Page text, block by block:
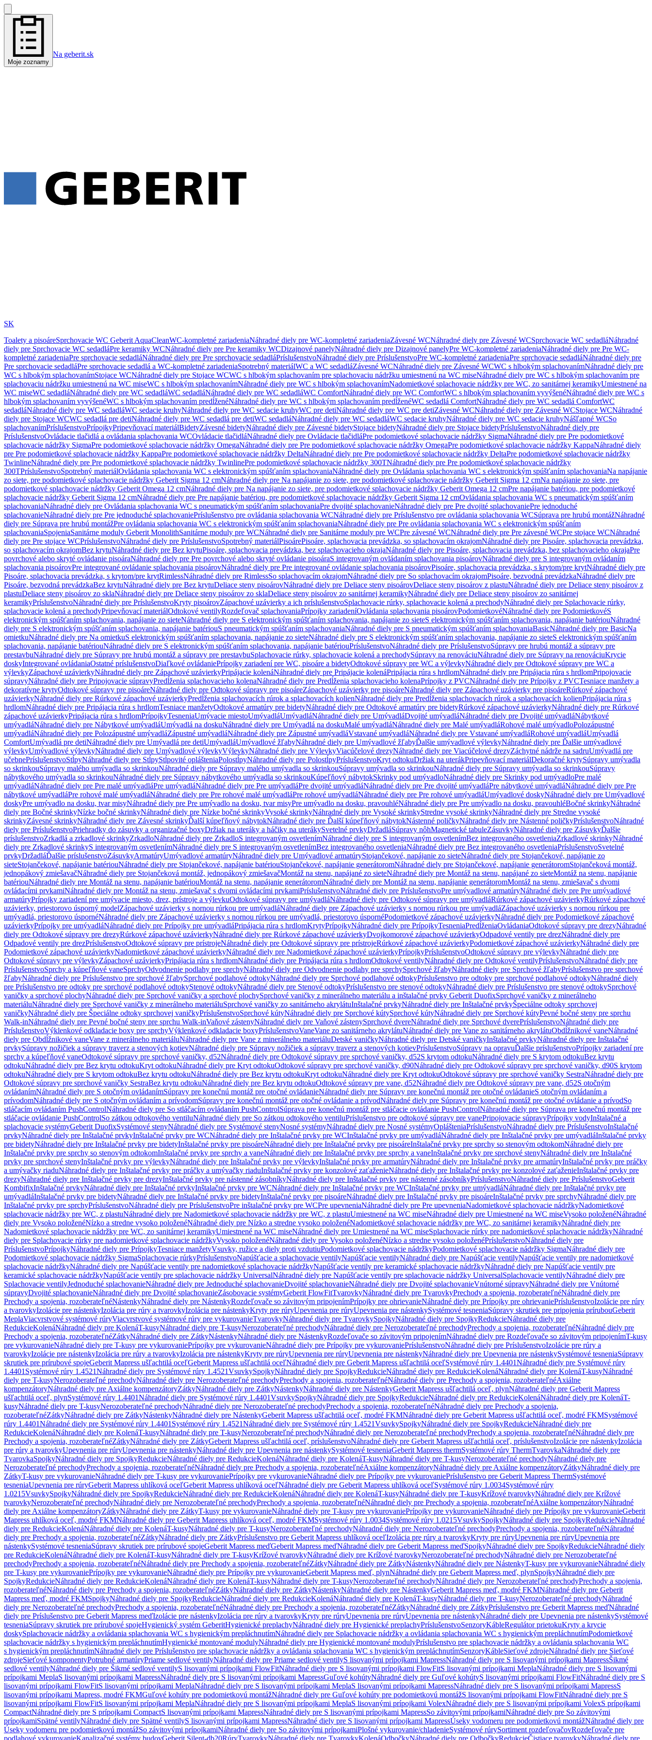
Moje zoznamy
Na geberit.sk
SK
Toalety a pisoáreSprchovacie WC Geberit AquaCleanWC-kompletné zariadeniaNáhradné diely pre WC-kompletné zariadeniaZávesné WCNáhradné diely pre Závesné WCSprchovacie WC sedadláNáhradné
diely pre Sprchovacie WC sedadláPre keramiky WCNáhradné diely pre Pre keramiky WCDizajnové panelyNáhradné diely pre Dizajnové panelyPre WC-kompletné zariadeniaNáhradné diely pre Pre WC-
kompletné zariadeniaPre sprchovacie sedadláNáhradné diely pre Pre sprchovacie sedadláPríslušenstvoNáhradné diely pre PríslušenstvoPre WC-kompletné zariadeniaPre sprchovacie sedadláNáhradné diely pre
Pre sprchovacie sedadláPre sprchovacie sedadlá a WC-kompletné zariadeniaSpotrebný materiálWC a WC sedadláZávesné WCNáhradné diely pre Závesné WCWC s hlbokým splachovanímNáhradné diely pre
WC s hlbokým splachovanímStojace WCNáhradné diely pre Stojace WCWC s hlbokým splachovaním pre splachovaciu nádržku umiestnenú na WC miseNáhradné diely pre WC s hlbokým splachovaním pre
splachovaciu nádržku umiestnenú na WC miseWC s hlbokým splachovanímNáhradné diely pre WC s hlbokým splachovanímNadomietkové splachovacie nádržky pre WC, zo sanitárnej keramikyUmiestnené na
WC miseWC sedadláNáhradné diely pre WC sedadláWC sedadláNáhradné diely pre WC sedadláWC ComfortNáhradné diely pre WC ComfortWC s hlbokým splachovaním vyvýšenéNáhradné diely pre WC s
hlbokým splachovaním vyvýšenéWC s hlbokým splachovaním predĺženéNáhradné diely pre WC s hlbokým splachovaním predĺženéWC sedadlá ComfortNáhradné diely pre WC sedadlá ComfortWC
sedadláNáhradné diely pre WC sedadláWC sedacie kruhyNáhradné diely pre WC sedacie kruhyWC pre detiNáhradné diely pre WC pre detiZávesné WCNáhradné diely pre Závesné WCStojace WCNáhradné
diely pre Stojace WCWC sedadlá pre detiNáhradné diely pre WC sedadlá pre detiWC sedadláNáhradné diely pre WC sedadláWC sedacie kruhyNáhradné diely pre WC sedacie kruhyNášľapné WCSo
splachovanímPríslušenstvoPrípojkyPripevňovací materiálBidetyZávesné bidetyNáhradné diely pre Závesné bidetyStojace bidetyNáhradné diely pre Stojace bidetyPríslušenstvoNáhradné diely pre
PríslušenstvoOvládacie tlačidlá a ovládania splachovania WCOvládacie tlačidláNáhradné diely pre Ovládacie tlačidláPre podomietkové splachovacie nádržky SigmaNáhradné diely pre Pre podomietkové
splachovacie nádržky SigmaPre podomietkové splachovacie nádržky OmegaNáhradné diely pre Pre podomietkové splachovacie nádržky OmegaPre podomietkové splachovacie nádržky KappaNáhradné diely
pre Pre podomietkové splachovacie nádržky KappaPre podomietkové splachovacie nádržky DeltaNáhradné diely pre Pre podomietkové splachovacie nádržky DeltaPre podomietkové splachovacie nádržky
TwinlineNáhradné diely pre Pre podomietkové splachovacie nádržky TwinlinePre podomietkové splachovacie nádržky 300TNáhradné diely pre Pre podomietkové splachovacie nádržky
300TPríslušenstvoSpotrebný materiálOvládania splachovania WC s elektronickým spúšťaním splachovaniaNáhradné diely pre Ovládania splachovania WC s elektronickým spúšťaním splachovaniaNa napájanie
zo siete, pre podomietkové splachovacie nádržky Geberit Sigma 12 cmNáhradné diely pre Na napájanie zo siete, pre podomietkové splachovacie nádržky Geberit Sigma 12 cmNa napájanie zo siete, pre
podomietkové splachovacie nádržky Geberit Omega 12 cmNáhradné diely pre Na napájanie zo siete, pre podomietkové splachovacie nádržky Geberit Omega 12 cmPre napájanie batériou, pre podomietkové
splachovacie nádržky Geberit Sigma 12 cmNáhradné diely pre Pre napájanie batériou, pre podomietkové splachovacie nádržky Geberit Sigma 12 cmOvládania splachovania WC s pneumatickým spúšťaním
splachovaniaNáhradné diely pre Ovládania splachovania WC s pneumatickým spúšťaním splachovaniaPre dvojité splachovanieNáhradné diely pre Pre dvojité splachovaniePre jednoduché
splachovanieNáhradné diely pre Pre jednoduché splachovaniePríslušenstvo pre ovládania splachovania WCNáhradné diely pre Príslušenstvo pre ovládania splachovania WCSúprava pre hrubú montážNáhradné
diely pre Súprava pre hrubú montážPre ovládania splachovania WC s elektronickým spúšťaním splachovaniaNáhradné diely pre Pre ovládania splachovania WC s elektronickým spúšťaním
splachovaniaSpojeniaSanitárne moduly Geberit MonolithSanitárne moduly pre WCNáhradné diely pre Sanitárne moduly pre WCPre závesné WCNáhradné diely pre Pre závesné WCPre stojace WCNáhradné
diely pre Pre stojace WCPríslušenstvoNáhradné diely pre PríslušenstvoSpotrebný materiálPisoárePisoáre, splachovacia prevádzka, so splachovacím okrajomNáhradné diely pre Pisoáre, splachovacia prevádzka,
so splachovacím okrajomBez krytuNáhradné diely pre Bez krytuPisoáre, splachovacia prevádzka, bez splachovacieho okrajaNáhradné diely pre Pisoáre, splachovacia prevádzka, bez splachovacieho okrajaPre
povrchové alebo skryté ovládanie pisoáraNáhradné diely pre Pre povrchové alebo skryté ovládanie pisoáraS integrovaným ovládaním splachovania pisoárovNáhradné diely pre S integrovaným ovládaním
splachovania pisoárovPre integrované ovládanie splachovania pisoárovNáhradné diely pre Pre integrované ovládanie splachovania pisoárovPisoáre, splachovacia prevádzka, s krytom/pre krytNáhradné diely pre
Pisoáre, splachovacia prevádzka, s krytom/pre krytRimlessNáhradné diely pre RimlessSo splachovacím okrajomNáhradné diely pre So splachovacím okrajomPisoáre, bezvodná prevádzkaNáhradné diely pre
Pisoáre, bezvodná prevádzkaBez krytuNáhradné diely pre Bez krytuDeliace steny pisoárovNáhradné diely pre Deliace steny pisoárovDeliace steny pisoárov z plastuNáhradné diely pre Deliace steny pisoárov z
plastuDeliace steny pisoárov zo sklaNáhradné diely pre Deliace steny pisoárov zo sklaDeliace steny pisoárov zo sanitárnej keramikyNáhradné diely pre Deliace steny pisoárov zo sanitárnej
keramikyPríslušenstvoNáhradné diely pre PríslušenstvoKryty pisoárovZápachové uzávierky a ich príslušenstvoSplachovacie rúrky, splachovacie kolená a prechodyNáhradné diely pre Splachovacie rúrky,
splachovacie kolená a prechodyPripevňovací materiálOdtokové ventilyRozdeľovač splachovaniaPrípojky zariadeníOvládania splachovania pisoárovPodomietkovéNáhradné diely pre PodomietkovéS
elektronickým spúšťaním splachovania, napájanie zo sieteNáhradné diely pre S elektronickým spúšťaním splachovania, napájanie zo sieteS elektronickým spúšťaním splachovania, napájanie batériouNáhradné
diely pre S elektronickým spúšťaním splachovania, napájanie batériouS pneumatickým spúšťaním splachovaniaNáhradné diely pre S pneumatickým spúšťaním splachovaniaBasicNáhradné diely pre BasicNa
omietkuNáhradné diely pre Na omietkuS elektronickým spúšťaním splachovania, napájanie zo sieteNáhradné diely pre S elektronickým spúšťaním splachovania, napájanie zo sieteS elektronickým spúšťaním
splachovania, napájanie batériouNáhradné diely pre S elektronickým spúšťaním splachovania, napájanie batériouPríslušenstvoNáhradné diely pre PríslušenstvoSúpravy pre hrubú montáž a súpravy pre
prestavbuNáhradné diely pre Súpravy pre hrubú montáž a súpravy pre prestavbuSplachovacie rúrky, splachovacie kolená a prechodySúpravy na renováciuNáhradné diely pre Súpravy na renováciuKrycie
doskyIntegrované ovládaniaOstatné príslušenstvoDiaľkové ovládaniePrípojky zariadení pre WC, pisoáre a bidetyOdtokové súpravy pre WC a výlevkyNáhradné diely pre Odtokové súpravy pre WC a
výlevkyZápachové uzávierkyNáhradné diely pre Zápachové uzávierkyPripájacie kolenáNáhradné diely pre Pripájacie kolenáPripájacia rúra s hrdlomNáhradné diely pre Pripájacia rúra s hrdlomPripojovacie
súpravyNáhradné diely pre Pripojovacie súpravyPredĺženia splachovacieho kolenaNáhradné diely pre Predĺženia splachovacieho kolenaPrípojky z PVCNáhradné diely pre Prípojky z PVCTesniace manžety a
dekoratívne krytyOdtokové súpravy pre pisoáreNáhradné diely pre Odtokové súpravy pre pisoáreZápachové uzávierky pre pisoáreNáhradné diely pre Zápachové uzávierky pre pisoáreRúrkové zápachové
uzávierkyNáhradné diely pre Rúrkové zápachové uzávierkyPredĺženia splachovacích rúrok a splachovacích kolienNáhradné diely pre Predĺženia splachovacích rúrok a splachovacích kolienPripájacia rúra s
hrdlomNáhradné diely pre Pripájacia rúra s hrdlomTesniace manžetyOdtokové armatúry pre bidetyNáhradné diely pre Odtokové armatúry pre bidetyRúrkové zápachové uzávierkyNáhradné diely pre Rúrkové
zápachové uzávierkyPripájacia rúra s hrdlomPrípojkyTesneniaUmývacie miestoUmývadláUmývadláNáhradné diely pre UmývadláDvojité umývadláNáhradné diely pre Dvojité umývadláNábytkové
umývadláNáhradné diely pre Nábytkové umývadláUmývadlá na doskuNáhradné diely pre Umývadlá na doskuMalé umývadláNáhradné diely pre Malé umývadláRohové malé umývadloPolozápustné
umývadláNáhradné diely pre Polozápustné umývadláZápustné umývadláNáhradné diely pre Zápustné umývadláVstavané umývadláNáhradné diely pre Vstavané umývadláRohové umývadláUmývadlá
ComfortUmývadlá pre detiNáhradné diely pre Umývadlá pre detiUmývadláUmývadlové žľabyNáhradné diely pre Umývadlové žľabyĎalšie umývadlové výlevkyNáhradné diely pre Ďalšie umývadlové
výlevkyUmývadlové výlevkyNáhradné diely pre Umývadlové výlevkyVýlevkyNáhradné diely pre VýlevkyViacúčelové drezyNáhradné diely pre Viacúčelové drezyZáchytné nádrže na sadruUmývadlá pre
učebnePríslušenstvoStĺpyNáhradné diely pre StĺpyStĺpovité oplášteniaPolostĺpyNáhradné diely pre PolostĺpyPríslušenstvoKryt odtokuDržiak na uterákPripevňovací materiálDekoračné krytySúpravy umývadla
so skrinkouSúpravy malého umývadla so skrinkouNáhradné diely pre Súpravy malého umývadla so skrinkouSúpravy umývadla so skrinkouNáhradné diely pre Súpravy umývadla so skrinkouSúpravy
nábytkového umývadla so skrinkouNáhradné diely pre Súpravy nábytkového umývadla so skrinkouKúpeľňový nábytokSkrinky pod umývadloNáhradné diely pre Skrinky pod umývadloPre malé
umývadláNáhradné diely pre Pre malé umývadláPre umývadláNáhradné diely pre Pre umývadláPre dvojité umývadláNáhradné diely pre Pre dvojité umývadláPre nábytkové umývadláNáhradné diely pre Pre
nábytkové umývadláPre rohové malé umývadláNáhradné diely pre Pre rohové malé umývadláPre rohové umývadláNáhradné diely pre Pre rohové umývadláUmývadlové doskyNáhradné diely pre Umývadlové
doskyPre umývadlo na dosku, tvar misyNáhradné diely pre Pre umývadlo na dosku, tvar misyPre umývadlo na dosku, pravouhléNáhradné diely pre Pre umývadlo na dosku, pravouhléBočné skrinkyNáhradné
diely pre Bočné skrinkyNízke bočné skrinkyNáhradné diely pre Nízke bočné skrinkyVysoké skrinkyNáhradné diely pre Vysoké skrinkyStredne vysoké skrinkyNáhradné diely pre Stredne vysoké
skrinkyZávesné skrinkyNáhradné diely pre Závesné skrinkyĎalší kúpeľňový nábytokNáhradné diely pre Ďalší kúpeľňový nábytokNástenné poličkyNáhradné diely pre Nástenné poličkyPríslušenstvoNáhradné
diely pre PríslušenstvoPriehradky do zásuvky a organizačné boxyDržiak na uteráky a háčiky na uterákySvetelné prvkyDržadláSúpravy nôhMagnetické tabuleZásuvkyNáhradné diely pre ZásuvkyĎalšie
príslušenstvoZrkadlá a zrkadlové skrinkyZrkadloNáhradné diely pre ZrkadloS integrovaným osvetlenímNáhradné diely pre S integrovaným osvetlenímBez integrovaného osvetleniaZrkadlové skrinkyNáhradné
diely pre Zrkadlové skrinkyS integrovaným osvetlenímNáhradné diely pre S integrovaným osvetlenímBez integrovaného osvetleniaNáhradné diely pre Bez integrovaného osvetleniaPríslušenstvoSvetelné
prvkyDržadláĎalšie príslušenstvoZásuvkyArmatúryUmývadlové armatúryNáhradné diely pre Umývadlové armatúryStojančekové, napájanie zo sieteNáhradné diely pre Stojančekové, napájanie zo
sieteStojančekové, napájanie batériouNáhradné diely pre Stojančekové, napájanie batériouStojančekové, napájanie generátoromNáhradné diely pre Stojančekové, napájanie generátoromStojančeková montáž,
jednopákový zmiešavačNáhradné diely pre Stojančeková montáž, jednopákový zmiešavačMontáž na stenu, napájané zo sieteNáhradné diely pre Montáž na stenu, napájané zo sieteMontáž na stenu, napájanie
batériouNáhradné diely pre Montáž na stenu, napájanie batériouMontáž na stenu, napájanie generátoromNáhradné diely pre Montáž na stenu, napájanie generátoromMontáž na stenu, zmiešavač s dvomi
ovládacími prvkamiNáhradné diely pre Montáž na stenu, zmiešavač s dvomi ovládacími prvkamiPríslušenstvoNáhradné diely pre PríslušenstvoPre umývadlové armatúryNáhradné diely pre Pre umývadlové
armatúryPrípojky zariadení pre umývacie miesto, drez, prístroje a výlevkuOdtokové súpravy pre umývadláNáhradné diely pre Odtokové súpravy pre umývadláRúrkové zápachové uzávierkyRúrkové zápachové
uzávierky, priestorovo úsporný modelZápachové uzávierky s nornou rúrkou pre umývadláNáhradné diely pre Zápachové uzávierky s nornou rúrkou pre umývadláZápachové uzávierky s nornou rúrkou pre
umývadlá, priestorovo úspornéNáhradné diely pre Zápachové uzávierky s nornou rúrkou pre umývadlá, priestorovo úspornéPodomietkové zápachové uzávierkyNáhradné diely pre Podomietkové zápachové
uzávierkyPrípojky pre umývadláNáhradné diely pre Prípojky pre umývadláPripájacia rúra s hrdlomKrytyPrípojkyNáhradné diely pre PrípojkyTesneniaPredĺženiaOvládaniaOdtokové súpravy pre drezyNáhradné
diely pre Odtokové súpravy pre drezyRúrkové zápachové uzávierkyNáhradné diely pre Rúrkové zápachové uzávierkyDvojkomorové zápachové uzávierkyOdpadové ventily pre drezNáhradné diely pre
Odpadové ventily pre drezPríslušenstvoOdtokové súpravy pre prístrojeNáhradné diely pre Odtokové súpravy pre prístrojeRúrkové zápachové uzávierkyPodomietkové zápachové uzávierkyNáhradné diely pre
Podomietkové zápachové uzávierkyNadomietkové zápachové uzávierkyNáhradné diely pre Nadomietkové zápachové uzávierkyPrípojkyPríslušenstvoOdtokové súpravy pre výlevkyNáhradné diely pre
Odtokové súpravy pre výlevkyZápachové uzávierkyPripájacia rúra s hrdlomNáhradné diely pre Pripájacia rúra s hrdlomOdtokové ventilyNáhradné diely pre Odtokové ventilyPríslušenstvoNáhradné diely pre
PríslušenstvoSprchy a kúpeľňové vaneSprchyOdvodnenie podlahy pre sprchyNáhradné diely pre Odvodnenie podlahy pre sprchySprchové žľabyNáhradné diely pre Sprchové žľabyPríslušenstvo pre sprchové
žľabyNáhradné diely pre Príslušenstvo pre sprchové žľabySprchové podlahové odtokyNáhradné diely pre Sprchové podlahové odtokyPríslušenstvo pre odtoky pre sprchové podlahové odtokyNáhradné diely
pre Príslušenstvo pre odtoky pre sprchové podlahové odtokyStenové odtokyNáhradné diely pre Stenové odtokyPríslušenstvo pre stenové odtokyNáhradné diely pre Príslušenstvo pre stenové odtokySprchové
vaničky a sprchové plochyNáhradné diely pre Sprchové vaničky a sprchové plochySprchové vaničky z minerálneho materiálu a inštalačné prvky Geberit DuofixSprchové vaničky z minerálneho
materiáluNáhradné diely pre Sprchové vaničky z minerálneho materiáluSprchové vaničky zo sanitárneho akrylátuInštalačné prvkyNáhradné diely pre Inštalačné prvkyŠpeciálne odtoky sprchovej
vaničkyNáhradné diely pre Špeciálne odtoky sprchovej vaničkyPríslušenstvoSprchové kútyNáhradné diely pre Sprchové kútySprchové kútyNáhradné diely pre Sprchové kútyPevné bočné steny pre sprchu
Walk-inNáhradné diely pre Pevné bočné steny pre sprchu Walk-inVaňové zástenyNáhradné diely pre Vaňové zástenySprchové dvereNáhradné diely pre Sprchové dverePríslušenstvoNáhradné diely pre
PríslušenstvoVýklenkové odkladacie boxy pre sprchyVýklenkové odkladacie boxyPríslušenstvoVaneVane zo sanitárneho akrylátuNáhradné diely pre Vane zo sanitárneho akrylátuObdĺžnikové vaneNáhradné
diely pre Obdĺžnikové vaneVane z minerálneho materiáluNáhradné diely pre Vane z minerálneho materiáluDetské vaničkyNáhradné diely pre Detské vaničkyInštalačné prvkyNáhradné diely pre Inštalačné
prvkySúpravy nožičiek a súpravy traverz a stenových kotievNáhradné diely pre Súpravy nožičiek a súpravy traverz a stenových kotievPríslušenstvoSúpravy na opravuĎalšie príslušenstvoPrípojky zariadení pre
sprchy a kúpeľňové vaneOdtokové súpravy pre sprchové vaničky, d52Náhradné diely pre Odtokové súpravy pre sprchové vaničky, d52S krytom odtokuNáhradné diely pre S krytom odtokuBez krytu
odtokuNáhradné diely pre Bez krytu odtokuKryt odtokuNáhradné diely pre Kryt odtokuOdtokové súpravy pre sprchové vaničky, d90Náhradné diely pre Odtokové súpravy pre sprchové vaničky, d90S krytom
odtokuNáhradné diely pre S krytom odtokuBez krytu odtokuNáhradné diely pre Bez krytu odtokuKryt odtokuNáhradné diely pre Kryt odtokuOdtokové súpravy pre sprchové vaničky SestraNáhradné diely pre
Odtokové súpravy pre sprchové vaničky SestraBez krytu odtokuNáhradné diely pre Bez krytu odtokuOdtokové súpravy pre vane, d52Náhradné diely pre Odtokové súpravy pre vane, d52S otočným
ovládanímNáhradné diely pre S otočným ovládanímSúpravy pre konečnú montáž pre otočné ovládanieNáhradné diely pre Súpravy pre konečnú montáž pre otočné ovládanieS otočným ovládaním a
prívodomNáhradné diely pre S otočným ovládaním a prívodomSúpravy pre konečnú montáž pre otočné ovládanie a prívodNáhradné diely pre Súpravy pre konečnú montáž pre otočné ovládanie a prívodSo
stláčacím ovládaním PushControlNáhradné diely pre So stláčacím ovládaním PushControlSúprava pre konečnú montáž pre stláčacie ovládanie PushControlNáhradné diely pre Súprava pre konečnú montáž pre
stláčacie ovládanie PushControlSo zátkou odtokového ventiluNáhradné diely pre So zátkou odtokového ventiluPríslušenstvo pre odtokové súpravy pre vanePripojovacie súpravyPrípojky vodyInštalačné a
splachovacie systémyGeberit DuofixSystémové stenyNáhradné diely pre Systémové stenyNosné systémyNáhradné diely pre Nosné systémyOplášteniaPríslušenstvoNáhradné diely pre PríslušenstvoInštalačné
prvkyNáhradné diely pre Inštalačné prvkyInštalačné prvky pre WCNáhradné diely pre Inštalačné prvky pre WCInštalačné prvky pre umývadláNáhradné diely pre Inštalačné prvky pre umývadláInštalačné prvky
pre bidetyNáhradné diely pre Inštalačné prvky pre bidetyInštalačné prvky pre pisoáreNáhradné diely pre Inštalačné prvky pre pisoáreInštalačné prvky pre sprchy so stenovým odtokomNáhradné diely pre
Inštalačné prvky pre sprchy so stenovým odtokomInštalačné prvky pre sprchy a vaneNáhradné diely pre Inštalačné prvky pre sprchy a vaneInštalačné prvky pre sprchové stenyNáhradné diely pre Inštalačné
prvky pre sprchové stenyInštalačné prvky pre výlevkyNáhradné diely pre Inštalačné prvky pre výlevkyInštalačné prvky pre armatúryNáhradné diely pre Inštalačné prvky pre armatúryInštalačné prvky pre práčky
a umývačky riaduNáhradné diely pre Inštalačné prvky pre práčky a umývačky riaduInštalačné prvky pre konzolové zaťaženieNáhradné diely pre Inštalačné prvky pre konzolové zaťaženieInštalačné prvky pre
drezyNáhradné diely pre Inštalačné prvky pre drezyInštalačné prvky pre nástenné zásobníkyNáhradné diely pre Inštalačné prvky pre nástenné zásobníkyPríslušenstvoNáhradné diely pre PríslušenstvoGeberit
KombifixInštalačné prvkyNáhradné diely pre Inštalačné prvkyInštalačné prvky pre WCNáhradné diely pre Inštalačné prvky pre WCInštalačné prvky pre umývadláNáhradné diely pre Inštalačné prvky pre
umývadláInštalačné prvky pre bidetyNáhradné diely pre Inštalačné prvky pre bidetyInštalačné prvky pre pisoáreNáhradné diely pre Inštalačné prvky pre pisoáreInštalačné prvky pre sprchyNáhradné diely pre
Inštalačné prvky pre sprchyPríslušenstvoNáhradné diely pre PríslušenstvoPre inštalačné prvky pre WCPre upevneniaNáhradné diely pre Pre upevneniaNadomietkové splachovacie nádržkyNadomietkové
splachovacie nádržky pre WC, z plastuNáhradné diely pre Nadomietkové splachovacie nádržky pre WC, z plastuUmiestnené na WC miseNáhradné diely pre Umiestnené na WC miseVysoko položenéNáhradné
diely pre Vysoko položenéNízko a stredne vysoko položenéNáhradné diely pre Nízko a stredne vysoko položenéNadomietkové splachovacie nádržky pre WC, zo sanitárnej keramikyNáhradné diely pre
Nadomietkové splachovacie nádržky pre WC, zo sanitárnej keramikyUmiestnené na WC miseNáhradné diely pre Umiestnené na WC miseSplachovacie rúrky pre nadomietkové splachovacie nádržkyNáhradné
diely pre Splachovacie rúrky pre nadomietkové splachovacie nádržkyVysoko položenéNáhradné diely pre Vysoko položenéNízko a stredne vysoko položenéPríslušenstvoNáhradné diely pre
PríslušenstvoPrípojkyNáhradné diely pre PrípojkyTesniace manžetyVsuvky, ružice a diely proti vzdutiuPodomietkové splachovacie nádržkyPodomietkové splachovacie nádržky SigmaNáhradné diely pre
Podomietkové splachovacie nádržky SigmaSplachovacie rúrkyPríslušenstvoNapúšťacie a splachovacie ventilyNapúšťacie ventilyNáhradné diely pre Napúšťacie ventilyNapúšťacie ventily pre nadomietkové
splachovacie nádržkyNáhradné diely pre Napúšťacie ventily pre nadomietkové splachovacie nádržkyNapúšťacie ventily pre keramické splachovacie nádržkyNáhradné diely pre Napúšťacie ventily pre
keramické splachovacie nádržkyNapúšťacie ventily pre splachovacie nádržky UniversalNáhradné diely pre Napúšťacie ventily pre splachovacie nádržky UniversalSplachovacie ventilyNáhradné diely pre
Splachovacie ventilyJednoduché splachovanieNáhradné diely pre Jednoduché splachovanieDvojité splachovanieNáhradné diely pre Dvojité splachovanieVnútorné súpravyNáhradné diely pre Vnútorné
súpravyDvojité splachovanieNáhradné diely pre Dvojité splachovanieZásobovacie systémyGeberit FlowFitTvarovkyNáhradné diely pre TvarovkyPrechody a spojenia, rozoberateľnéNáhradné diely pre
Prechody a spojenia, rozoberateľnéNástenkyNáhradné diely pre NástenkyRozdeľovače so závitovým pripojenímPrípojky pre ohrievanieNáhradné diely pre Prípojky pre ohrievaniePríslušenstvoIzolácie pre rúry
a tvarovkyIzolácie pre nástenkyIzolácia pre rúry a tvarovkyIzolácia pre nástenkyKryty pre rúryUpevnenia pre rúryUpevnenia pre nástenkySystémové tesneniaSúpravy skrutiek pre pripojenia prírubouGeberit
MeplaViacvrstvové systémové rúryViacvrstvové systémové rúry pre vykurovanieTvarovkyNáhradné diely pre TvarovkySpojkyNáhradné diely pre SpojkyRedukcieNáhradné diely pre
RedukcieKolenáNáhradné diely pre KolenáT-kusyNáhradné diely pre T-kusyNerozoberateľné prechodyNáhradné diely pre Nerozoberateľné prechodyPrechody a spojenia, rozoberateľnéNáhradné diely pre
Prechody a spojenia, rozoberateľnéZátkyNáhradné diely pre ZátkyNástenkyNáhradné diely pre NástenkyRozdeľovače so závitovým pripojenímNáhradné diely pre Rozdeľovače so závitovým pripojenímT-kusy
pre vykurovanieNáhradné diely pre T-kusy pre vykurovaniePrípojky pre vykurovanieNáhradné diely pre Prípojky pre vykurovaniePríslušenstvoNáhradné diely pre PríslušenstvoIzolácie pre rúry a
tvarovkyIzolácie pre nástenkyIzolácia pre rúry a tvarovkyIzolácia pre nástenkyKryty pre rúryUpevnenia pre rúryUpevnenia pre nástenkyNáhradné diely pre Upevnenia pre nástenkySystémové tesneniaSúpravy
skrutiek pre prírubové spojeGeberit Mapress ušľachtilá oceľGeberit Mapress ušľachtilá oceľNáhradné diely pre Geberit Mapress ušľachtilá oceľSystémové rúry 1.4401Náhradné diely pre Systémové rúry
1.4401 Systémové rúry 1.4521Náhradné diely pre Systémové rúry 1.4521VsuvkySpojkyNáhradné diely pre SpojkyRedukcieNáhradné diely pre RedukcieKolenáNáhradné diely pre KolenáT-kusyNáhradné
diely pre T-kusyNerozoberateľné prechodyNáhradné diely pre Nerozoberateľné prechodyPrechody a spojenia, rozoberateľnéNáhradné diely pre Prechody a spojenia, rozoberateľnéAxiálne
kompenzátoryNáhradné diely pre Axiálne kompenzátoryZátkyNáhradné diely pre ZátkyNástenkyNáhradné diely pre NástenkyGeberit Mapress ušľachtilá oceľ, plynNáhradné diely pre Geberit Mapress
ušľachtilá oceľ, plynSystémové rúry 1.4401Náhradné diely pre Systémové rúry 1.4401VsuvkySpojkyNáhradné diely pre SpojkyRedukcieNáhradné diely pre RedukcieKolenáNáhradné diely pre KolenáT-
kusyNáhradné diely pre T-kusyNerozoberateľné prechodyNáhradné diely pre Nerozoberateľné prechodyPrechody a spojenia, rozoberateľnéNáhradné diely pre Prechody a spojenia,
rozoberateľnéZátkyNáhradné diely pre ZátkyNástenkyNáhradné diely pre NástenkyGeberit Mapress ušľachtilá oceľ, modré FKMNáhradné diely pre Geberit Mapress ušľachtilá oceľ, modré FKMSystémové
rúry 1.4401Náhradné diely pre Systémové rúry 1.4401 Systémové rúry 1.4521Náhradné diely pre Systémové rúry 1.4521VsuvkySpojkyNáhradné diely pre SpojkyRedukcieNáhradné diely pre
RedukcieKolenáNáhradné diely pre KolenáT-kusyNáhradné diely pre T-kusyNerozoberateľné prechodyNáhradné diely pre Nerozoberateľné prechodyPrechody a spojenia, rozoberateľnéNáhradné diely pre
Prechody a spojenia, rozoberateľnéZátkyNáhradné diely pre ZátkyGeberit Mapress ušľachtilá oceľ, príslušenstvoNáhradné diely pre Geberit Mapress ušľachtilá oceľ, príslušenstvoIzolácie pre nástenkyIzolácia
pre rúry a tvarovkyUpevnenia pre rúryUpevnenia pre nástenkyNáhradné diely pre Upevnenia pre nástenkySystémové tesneniaGeberit Mapress thermSystémové rúry ThermTvarovkaNáhradné diely pre
TvarovkaSpojkyNáhradné diely pre SpojkyRedukcieNáhradné diely pre RedukcieKolenáNáhradné diely pre KolenáT-kusyNáhradné diely pre T-kusyNerozoberateľné prechodyNáhradné diely pre
Nerozoberateľné prechodyPrechody a spojenia, rozoberateľnéNáhradné diely pre Prechody a spojenia, rozoberateľnéAxiálne kompenzátoryNáhradné diely pre Axiálne kompenzátoryZátkyNáhradné diely pre
ZátkyT-kusy pre vykurovanieNáhradné diely pre T-kusy pre vykurovaniePrípojky pre vykurovanieNáhradné diely pre Prípojky pre vykurovaniePríslušenstvo pre Geberit Mapress ThermSystémové
tesneniaUpevnenia pre rúryGeberit Mapress uhlíková oceľGeberit Mapress uhlíková oceľNáhradné diely pre Geberit Mapress uhlíková oceľSystémové rúry 1.0034Systémové rúry
1.0215VsuvkySpojkyNáhradné diely pre SpojkyRedukcieNáhradné diely pre RedukcieKolenáNáhradné diely pre KolenáT-kusyNáhradné diely pre T-kusyKrížové tvarovkyNáhradné diely pre Krížové
tvarovkyNerozoberateľné prechodyNáhradné diely pre Nerozoberateľné prechodyPrechody a spojenia, rozoberateľnéNáhradné diely pre Prechody a spojenia, rozoberateľnéAxiálne kompenzátoryNáhradné
diely pre Axiálne kompenzátoryZátkyNáhradné diely pre ZátkyT-kusy pre vykurovanieNáhradné diely pre T-kusy pre vykurovaniePrípojky pre vykurovanieNáhradné diely pre Prípojky pre vykurovanieGeberit
Mapress uhlíková oceľ, modré FKMNáhradné diely pre Geberit Mapress uhlíková oceľ, modré FKMSystémové rúry 1.0034Systémové rúry 1.0215VsuvkySpojkyNáhradné diely pre SpojkyRedukcieNáhradné
diely pre RedukcieKolenáNáhradné diely pre KolenáT-kusyNáhradné diely pre T-kusyNerozoberateľné prechodyNáhradné diely pre Nerozoberateľné prechodyPrechody a spojenia, rozoberateľnéNáhradné
diely pre Prechody a spojenia, rozoberateľnéZátkyNáhradné diely pre ZátkyPríslušenstvo pre Geberit Mapress uhlíková oceľIzolácia pre rúry a tvarovkyKryty pre rúryUpevnenia pre rúryUpevnenia pre
nástenkySystémové tesneniaSúpravy skrutiek pre prírubové spojeGeberit Mapress meďGeberit Mapress meďNáhradné diely pre Geberit Mapress meďSpojkyNáhradné diely pre SpojkyRedukcieNáhradné diely
pre RedukcieKolenáNáhradné diely pre KolenáT-kusyNáhradné diely pre T-kusyKrížové tvarovkyNáhradné diely pre Krížové tvarovkyNerozoberateľné prechodyNáhradné diely pre Nerozoberateľné
prechodyPrechody a spojenia, rozoberateľnéNáhradné diely pre Prechody a spojenia, rozoberateľnéZátkyNáhradné diely pre ZátkyNástenkyNáhradné diely pre NástenkyT-kusy pre vykurovanieNáhradné diely
pre T-kusy pre vykurovaniePrípojky pre vykurovanieNáhradné diely pre Prípojky pre vykurovanieGeberit Mapress meď, plynNáhradné diely pre Geberit Mapress meď, plynSpojkyNáhradné diely pre
SpojkyRedukcieNáhradné diely pre RedukcieKolenáNáhradné diely pre KolenáT-kusyNáhradné diely pre T-kusyNerozoberateľné prechodyNáhradné diely pre Nerozoberateľné prechodyPrechody a spojenia,
rozoberateľnéNáhradné diely pre Prechody a spojenia, rozoberateľnéZátkyNáhradné diely pre ZátkyNástenkyNáhradné diely pre NástenkyGeberit Mapress meď, modré FKMNáhradné diely pre Geberit
Mapress meď, modré FKMSpojkyNáhradné diely pre SpojkyRedukcieNáhradné diely pre RedukcieKolenáNáhradné diely pre KolenáT-kusyNáhradné diely pre T-kusyNerozoberateľné prechodyNáhradné
diely pre Nerozoberateľné prechodyPrechody a spojenia, rozoberateľnéNáhradné diely pre Prechody a spojenia, rozoberateľnéZátkyNáhradné diely pre ZátkyPríslušenstvo pre Geberit Mapress meďNáhradné
diely pre Príslušenstvo pre Geberit Mapress meďIzolácie pre nástenkyIzolácia pre rúry a tvarovkyKryty pre rúryUpevnenia pre rúryUpevnenia pre nástenkyNáhradné diely pre Upevnenia pre nástenkySystémové
tesneniaSúpravy skrutiek pre prírubové spojeHygienický systém GeberitHygienické preplachyNáhradné diely pre Hygienické preplachyPríslušenstvoSenzoryKábleRegulátor prietokuKryty a krycie
doskySplachovacie nádržky a ovládania splachovania WC s hygienickým prepláchnutímNáhradné diely pre Splachovacie nádržky a ovládania splachovania WC s hygienickým prepláchnutímPodomietkové
splachovacie nádržky s hygienickým prepláchnutímHygienické montované modulyNáhradné diely pre Hygienické montované modulyPríslušenstvo pre splachovacie nádržky a ovládania splachovania WC
s hygienickým prepláchnutímNáhradné diely pre Príslušenstvo pre splachovacie nádržky a ovládania splachovania WC s hygienickým prepláchnutímSenzoryKábleSieťové zdrojeNáhradné diely pre Sieťové
zdrojeSieťové komponentyPotrubné armatúryPriame sedlové ventilyNáhradné diely pre Priame sedlové ventilyS lisovanými prípojkami MapressNáhradné diely pre S lisovanými prípojkami MapressŠikmé
sedlové ventilyNáhradné diely pre Šikmé sedlové ventilyS lisovanými prípojkami FlowFitNáhradné diely pre S lisovanými prípojkami FlowFitS lisovanými prípojkami MeplaNáhradné diely pre S lisovanými
prípojkami MeplaS lisovanými prípojkami MapressNáhradné diely pre S lisovanými prípojkami MapressGuľové kohútyNáhradné diely pre Guľové kohútyS lisovanými prípojkami FlowFitNáhradné diely pre S
lisovanými prípojkami FlowFitS lisovanými prípojkami MeplaNáhradné diely pre S lisovanými prípojkami MeplaS lisovanými prípojkami MapressNáhradné diely pre S lisovanými prípojkami MapressS
lisovanými prípojkami Mapress, modré FKMGuľové kohúty pre podomietkovú montážNáhradné diely pre Guľové kohúty pre podomietkovú montážS lisovanými prípojkami FlowFitNáhradné diely pre S
lisovanými prípojkami FlowFitS lisovanými prípojkami MeplaNáhradné diely pre S lisovanými prípojkami MeplaS lisovanými prípojkami VolexNáhradné diely pre S lisovanými prípojkami VolexS prípojkami
CompactNáhradné diely pre S prípojkami CompactS lisovanými prípojkami MapressNáhradné diely pre S lisovanými prípojkami MapressSo závitovými prípojkamiNáhradné diely pre So závitovými
prípojkamiSpätné ventilyNáhradné diely pre Spätné ventilyS lisovanými prípojkami MapressNáhradné diely pre S lisovanými prípojkami MapressÚseky vodomeru pre podomietkovú montážNáhradné diely pre
Úseky vodomeru pre podomietkovú montážSo závitovými prípojkamiNáhradné diely pre So závitovými prípojkamiPlošné vykurovanie/chladenieSystémové rúrySortiment rozdeľovačovRozdeľovače pre
podlahové vykurovanieKanalizačné systémy budovGeberit Silent-db20RúryTvarovkyNáhradné diely pre TvarovkyKolenáOdbočkyNáhradné diely pre OdbočkyRedukcieČistiace tvarovkyNáhradné diely pre